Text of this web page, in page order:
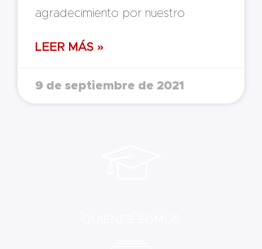
agradecimiento por nuestro
LEER MÁS »
9 de septiembre de 2021